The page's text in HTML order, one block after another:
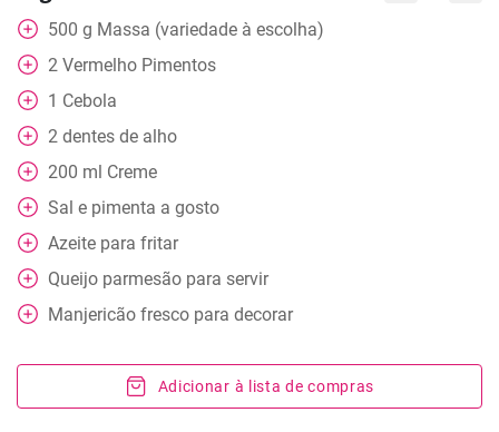
500 g Massa (variedade à escolha)
2 Vermelho Pimentos
1 Cebola
2 dentes de alho
200 ml Creme
Sal e pimenta a gosto
Azeite para fritar
Queijo parmesão para servir
Manjericão fresco para decorar
Adicionar à lista de compras